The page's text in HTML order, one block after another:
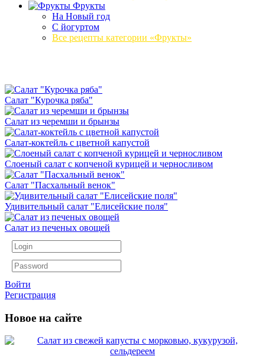
Фрукты
На Новый год
С йогуртом
Все рецепты категории «Фрукты»
Салат "Курочка ряба"
Салат из черемши и брынзы
Салат-коктейль с цветной капустой
Слоеный салат с копченой курицей и черносливом
Салат "Пасхальный венок"
Удивительный салат "Елисейские поля"
Салат из печеных овощей
Войти
Регистрация
Новое на сайте